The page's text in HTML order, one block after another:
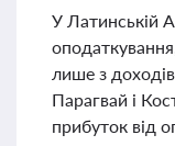
У Латинській
лише з
Парагвай і
прибуток від